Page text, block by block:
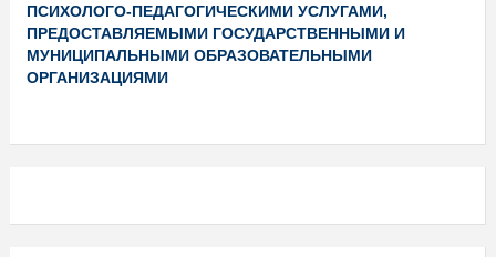
ПСИХОЛОГО-ПЕДАГОГИЧЕСКИМИ УСЛУГАМИ,
ПРЕДОСТАВЛЯЕМЫМИ ГОСУДАРСТВЕННЫМИ И
МУНИЦИПАЛЬНЫМИ ОБРАЗОВАТЕЛЬНЫМИ
ОРГАНИЗАЦИЯМИ